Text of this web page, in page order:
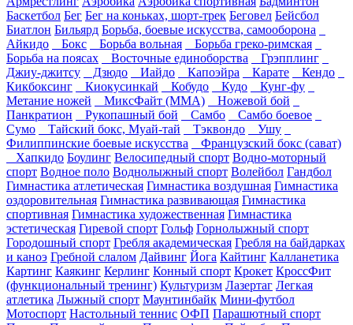
Баскетбол Бег Бег на коньках, шорт-трек Беговел Бейсбол
Биатлон Бильярд Борьба, боевые искусства, самооборона
Айкидо
Бокс Борьба вольная
Борьба греко-римская
Борьба на поясах
Восточные единоборства
Грэпплинг
Джиу-джитсу
Дзюдо Иайдо Капоэйра Карате
Кендо
Кикбоксинг
Киокусинкай Кобудо Кудо
Кунг-фу
Метание ножей
МиксФайт (ММА)
Ножевой бой
Панкратион
Рукопашный бой Самбо
Самбо боевое
Сумо
Тайский бокс, Муай-тай Тэквондо
Ушу
Филиппинские боевые искусства
Французский бокс (сават)
Хапкидо Боулинг Велосипедный спорт Водно-моторный
спорт Водное поло Воднолыжный спорт Волейбол Гандбол
Гимнастика атлетическая Гимнастика воздушная Гимнастика
оздоровительная Гимнастика развивающая Гимнастика
спортивная Гимнастика художественная Гимнастика
эстетическая Гиревой спорт Гольф Горнолыжный спорт
Городошный спорт Гребля академическая Гребля на байдарках
и каноэ Гребной слалом Дайвинг Йога Кайтинг Калланетика
Картинг Каякинг Керлинг Конный спорт Крокет КроссФит
(функциональный тренинг) Культуризм Лазертаг Легкая
атлетика Лыжный спорт Маунтинбайк Мини-футбол
Мотоспорт Настольный теннис ОФП Парашютный спорт